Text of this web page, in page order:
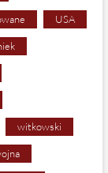
USA
witkowski